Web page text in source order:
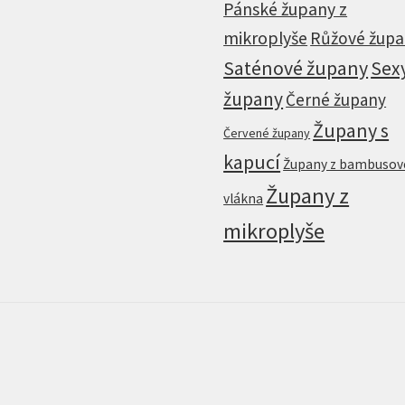
Pánské župany z
mikroplyše Růžové
Saténové župany
županyČerné župany
Červené župany Župany s
kapucíŽupany z
vlákna Župany z
mikroplyše